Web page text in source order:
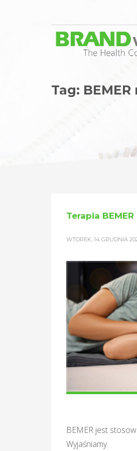
Tag:
Terapia
WTOREK, 14 GRUDNIA
BEMER jest
Wyjaśniamy.